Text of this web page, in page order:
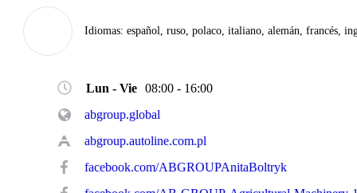
Idiomas: español, ruso, polaco, italiano, alemán, francés,
Lun - Vie 08:00 - 16:00
abgroup.global
abgroup.autoline.com.pl
facebook.com/ABGROUPAnitaBoltryk